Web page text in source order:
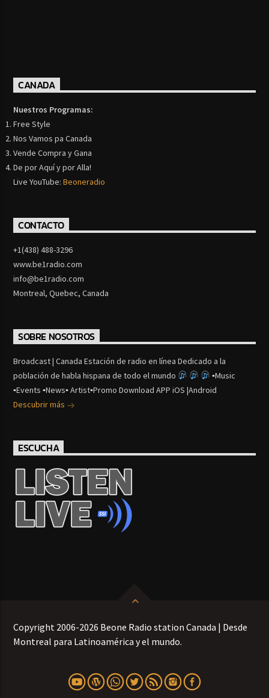
CANADA
Nuestros Programas:
Free Style
Nos Vamos pa Canada
Vende Compra y Gana
De por Aquí y por Alla!
Live YouTube:Beoneradio
CONTACTO
+1(438) 488-3296
www.be1radio.com
info@be1radio.com
Montreal, Quebec, Canada
SOBRE NOSOTROS
Broadcast | Canada Estación de radio en línea Dedicado a la
población de habla hispana de todo el mundo
▪Music
▪Events ▪News▪ Artist▪Promo Download APP iOS |Android
Descubrir más
ESCUCHA
Copyright 2006-2026 Beone Radio station Canada | Desde
Montreal para Latinoamérica y el mundo.